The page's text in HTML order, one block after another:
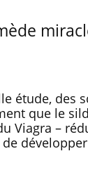
étude, des
que le
Viagra –